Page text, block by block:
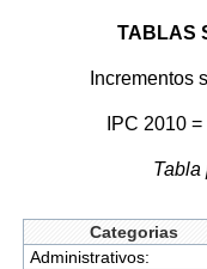
TABLAS
Incrementos
IPC 2010
Tabla
Categorias
Administrativos: